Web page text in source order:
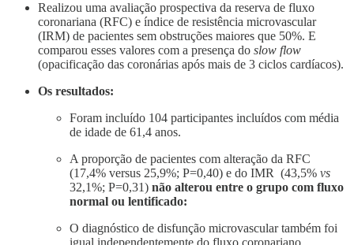
Realizou uma avaliação prospectiva da reserva de fluxo
coronariana (RFC) e índice de resistência microvascular
(IRM) de pacientes sem obstruções maiores que 50%. E
comparou esses valores com a presença do slow flow
(opacificação das coronárias após mais de 3 ciclos cardíacos).
Os resultados:
Foram incluído 104 participantes incluídos com média
de idade de 61,4 anos.
A proporção de pacientes com alteração da RFC
(17,4% versus 25,9%; P=0,40) e do IMR (43,5% vs
32,1%; P=0,31) não alterou entre o grupo com fluxo
normal ou lentificado:
O diagnóstico de disfunção microvascular também foi